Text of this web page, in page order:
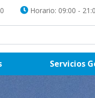
Horario: 09:00 -
(current) Servicios